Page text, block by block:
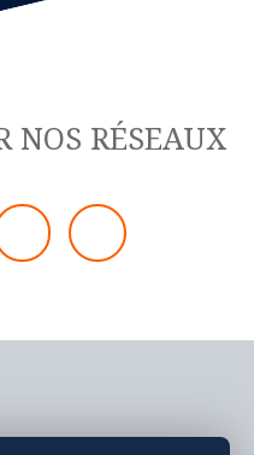
NOS RÉSEAUX